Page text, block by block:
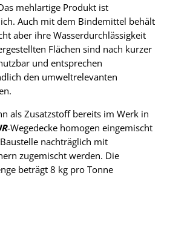
mehlartige Produkt ist
Auch mit dem Bindemittel behält
aber ihre Wasserdurchlässigkeit
Flächen sind nach kurzer
und entsprechen
den umweltrelevanten
als Zusatzstoff bereits im Werk in
-Wegedecke homogen eingemischt
nachträglich mit
zugemischt werden. Die
beträgt 8 kg pro Tonne